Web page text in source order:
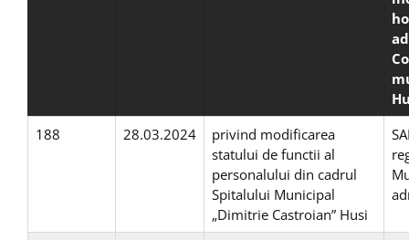
188
28.03.2024
privind modificarea
statului de functii al
personalului din cadrul
Spitalului Municipal
„Dimitrie Castroian” Husi